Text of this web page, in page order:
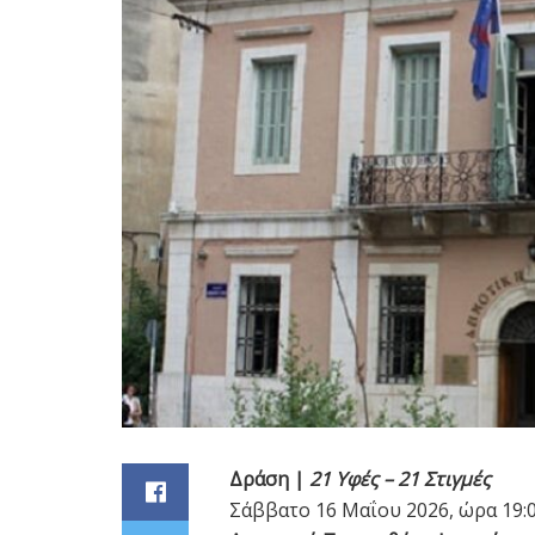
Δράση | 21 Υφές – 21 Στιγμές
Σάββατο 16 Μαΐου 2026, ώρα